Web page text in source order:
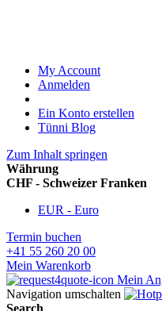
My Account
Anmelden
Ein Konto erstellen
Tünni Blog
Zum Inhalt springen
Währung
CHF - Schweizer Franken
EUR - Euro
Termin buchen
+41 55 260 20 00
Mein Warenkorb
Mein
Navigation umschalten